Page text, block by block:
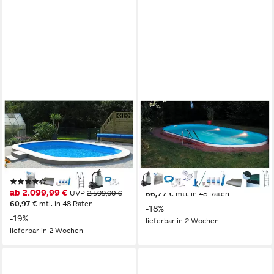
MY POOL BWT
Ovalpool PREMIUM mit blauer
Innenfolie (Komplett-Set, 7-
tlg), Höhe 150 cm, in
verschiedenen Größen
(1)
ab 2.099,99 € UVP 2.599,00 €
60,97 € mtl. in 48 Raten
-19%
lieferbar in 2 Wochen
MY POOL BWT
Ovalpool PREMIUM mit blauer
Innenfolie (Komplett-Set, 10-
tlg), Höhe 150 cm, in
verschiedenen Größen
ab 2.299,99 € UVP2.799,00 €
66,77 € mtl. in 48 Raten
-18%
lieferbar in 2 Wochen